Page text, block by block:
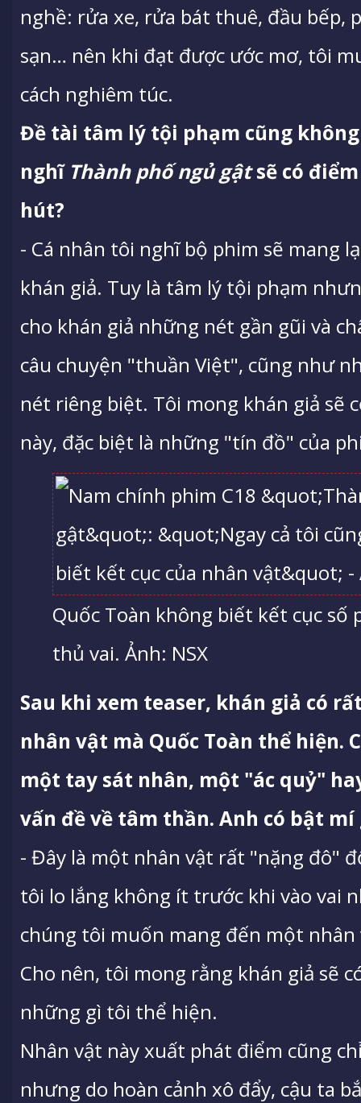
nghề: rửa xe, rửa bát thuê, đầu bếp,
sạn… nên khi đạt được ước mơ, tôi
cách nghiêm túc.
Đề tài tâm lý tội phạm cũng
nghĩ Thành phố ngủ gậtsẽ có
hút?
- Cá nhân tôi nghĩ bộ phim sẽ mang
khán giả. Tuy là tâm lý tội phạm
cho khán giả những nét gần gũi và
câu chuyện "thuần Việt", cũng như
nét riêng biệt. Tôi mong khán giả sẽ
này, đặc biệt là những "tín đồ" của
Quốc Toàn không biết kết cục số
thủ vai. Ảnh: NSX
Sau khi xem teaser, khán giả có
nhân vật mà Quốc Toàn thể hiện.
một tay sát nhân, một "ác quỷ"
vấn đề về tâm thần. Anh có bật
- Đây là một nhân vật rất "nặng đô"
tôi lo lắng không ít trước khi vào vai
chúng tôi muốn mang đến một
Cho nên, tôi mong rằng khán giả sẽ
những gì tôi thể hiện.
Nhân vật này xuất phát điểm cũng
nhưng do hoàn cảnh xô đẩy, cậu ta